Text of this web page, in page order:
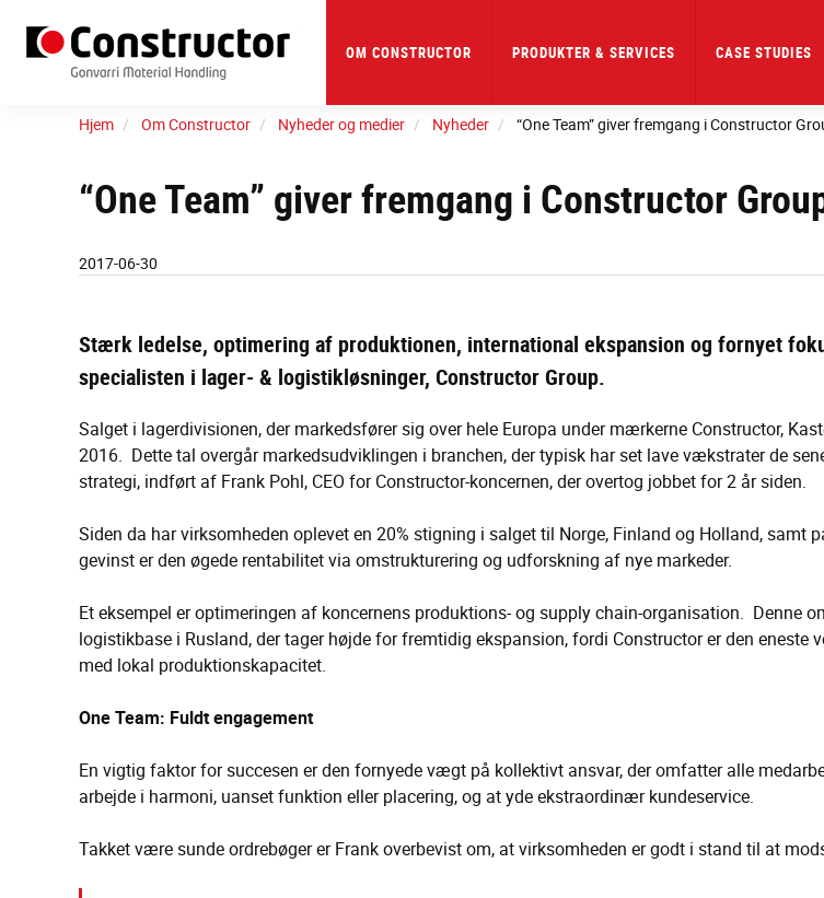
main
OM CONSTRUCTOR PRODUKTER & SERVICES CASE STUDIES
Hjem Om Constructor Nyheder og medier Nyheder “One Team” giver fremgang i Constructor
“One Team” giver fremgang i Constructor
2017-06-30
Stærk ledelse, optimering af produktionen, international ekspansion og fornyet
specialisten i lager- & logistikløsninger, Constructor Group.
Salget i lagerdivisionen, der markedsfører sig over hele Europa under mærkerne Constructor,
2016. Dette tal overgår markedsudviklingen i branchen, der typisk har set lave vækstrater de
strategi, indført af Frank Pohl, CEO for Constructor-koncernen, der overtog jobbet for 2 år siden.
Siden da har virksomheden oplevet en 20% stigning i salget til Norge, Finland og Holland, samt
gevinst er den øgede rentabilitet via omstrukturering og udforskning af nye markeder.
Et eksempel er optimeringen af koncernens produktions- og supply chain-organisation. Denne
logistikbase i Rusland, der tager højde for fremtidig ekspansion, fordi Constructor er den
med lokal produktionskapacitet.
One Team: Fuldt engagement
En vigtig faktor for succesen er den fornyede vægt på kollektivt ansvar, der omfatter alle
arbejde i harmoni, uanset funktion eller placering, og at yde ekstraordinær kundeservice.
Takket være sunde ordrebøger er Frank overbevist om, at virksomheden er godt i stand til at